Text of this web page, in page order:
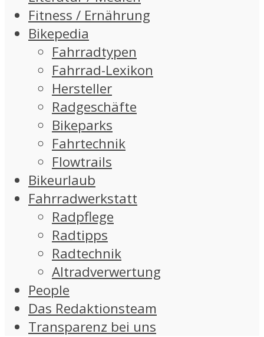
Fitness / Ernährung
Bikepedia
Fahrradtypen
Fahrrad-Lexikon
Hersteller
Radgeschäfte
Bikeparks
Fahrtechnik
Flowtrails
Bikeurlaub
Fahrradwerkstatt
Radpflege
Radtipps
Radtechnik
Altradverwertung
People
Das Redaktionsteam
Transparenz bei uns